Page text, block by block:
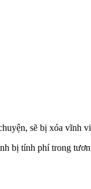
sẽ bị xóa vĩnh
bị tính phí trong